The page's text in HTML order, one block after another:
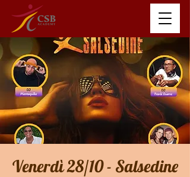
Venerdì 28/10 - Salsedine